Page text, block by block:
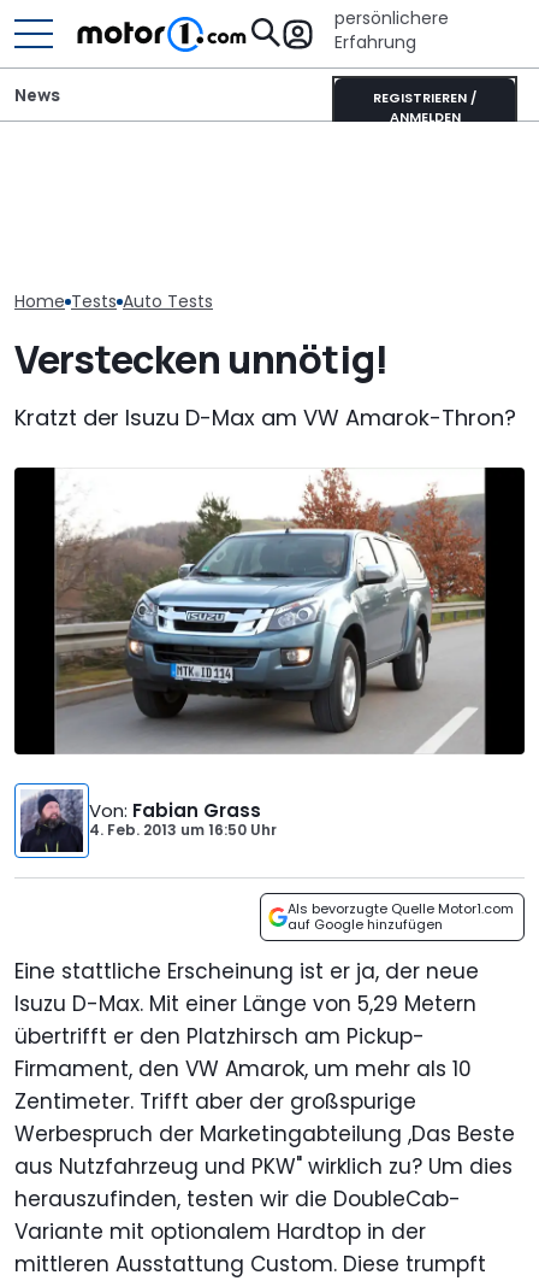
persönlichere
Erfahrung
REGISTRIEREN /
ANMELDEN
News
Home Tests Auto Tests
Verstecken unnötig!
Kratzt der Isuzu D-Max am VW Amarok-Thron?
Von: Fabian Grass
4. Feb. 2013 um16:50 Uhr
Als bevorzugte Quelle Motor1.com
auf Google hinzufügen
Eine stattliche Erscheinung ist er ja, der neue
Isuzu D-Max. Mit einer Länge von 5,29 Metern
übertrifft er den Platzhirsch am Pickup-
Firmament, den VW Amarok, um mehr als 10
Zentimeter. Trifft aber der großspurige
Werbespruch der Marketingabteilung ,Das Beste
aus Nutzfahrzeug und PKW" wirklich zu? Um dies
herauszufinden, testen wir die DoubleCab-
Variante mit optionalem Hardtop in der
mittleren Ausstattung Custom. Diese trumpft